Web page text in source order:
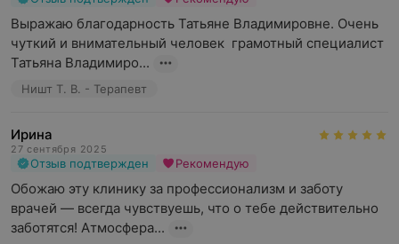
Выражаю благодарность Татьяне Владимировне. Очень
чуткий и внимательный человек  грамотный специалист
Татьяна Владимиро...
Ништ Т. В. - Терапевт
Ирина
27 сентября 2025
Отзыв подтвержден Рекомендую
Обожаю эту клинику за профессионализм и заботу
врачей — всегда чувствуешь, что о тебе действительно
заботятся! Атмосфера...